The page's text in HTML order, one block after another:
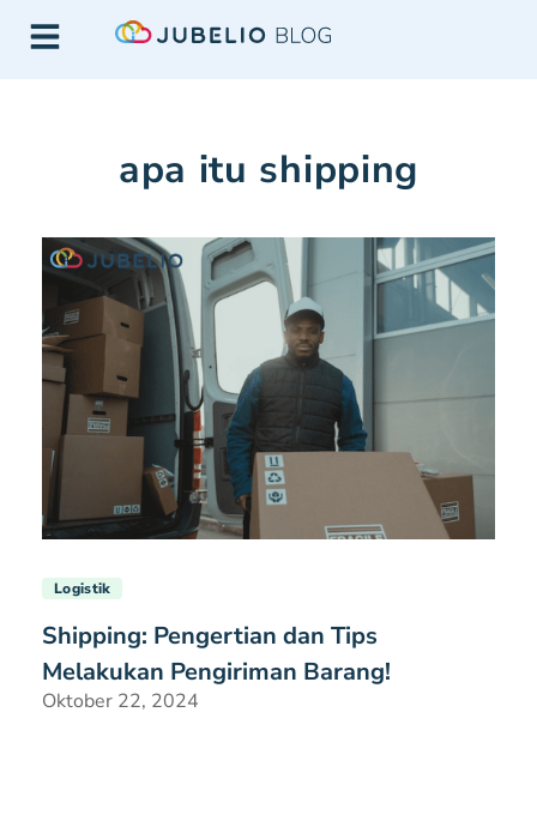
apa itu shipping
Logistik
Shipping: Pengertian dan Tips
Melakukan Pengiriman Barang!
Oktober 22, 2024